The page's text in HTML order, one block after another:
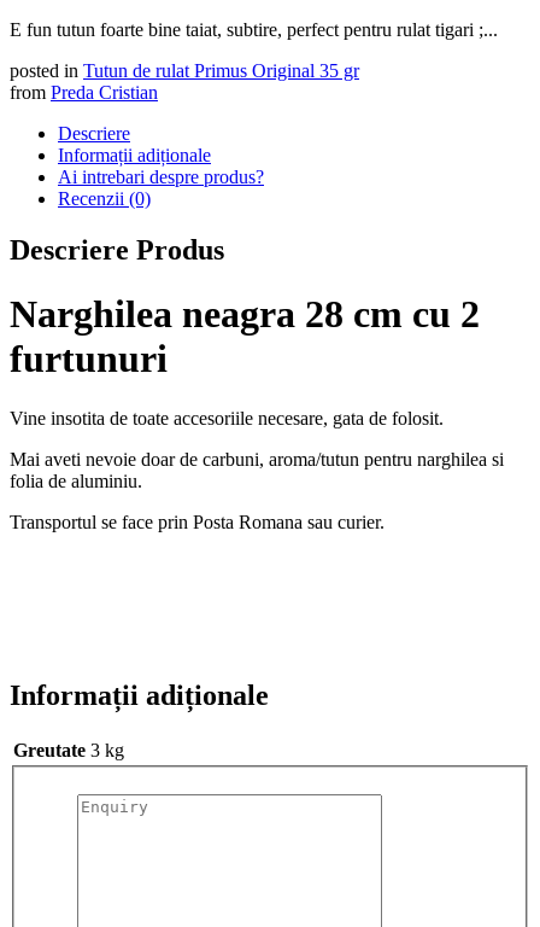
E fun tutun foarte bine taiat, subtire, perfect pentru rulat tigari ;...
posted in Tutun de rulat Primus Original 35 gr
from Preda Cristian
Descriere
Informații adiționale
Ai intrebari despre produs?
Recenzii (0)
Descriere Produs
Narghilea neagra 28 cm cu 2
furtunuri
Vine insotita de toate accesoriile necesare, gata de folosit.
Mai aveti nevoie doar de carbuni, aroma/tutun pentru narghilea si
folia de aluminiu.
Transportul se face prin Posta Romana sau curier.
Informații adiționale
Greutate 3 kg